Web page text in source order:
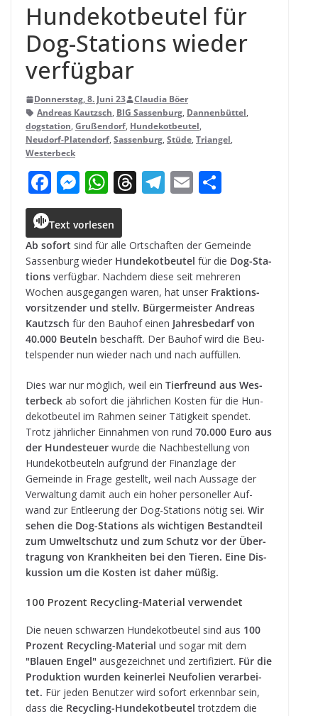
Hun­de­kot­beu­tel für
Dog-Sta­ti­ons wie­der
verfügbar
Donnerstag, 8. Juni 23
Claudia Böer
Andreas Kautzsch, BIG Sassenburg, Dannenbüttel,
dogstation, Grußendorf, Hundekotbeutel,
Neudorf-Platendorf, Sassenburg, Stüde, Triangel,
Westerbeck
F
a
c
e
b
o
o
k
M
e
ss
e
n
g
e
r
W
h
a
ts
A
p
p
T
e
a
d
s
T
g
r
a
m
E
l n
Text vorlesen
Ab sofort sind für alle Ort­schaf­ten der Gemeinde
Sas­sen­burg wie­der Hun­de­kot­beu­tel für die Dog-Sta­
ti­ons ver­füg­bar. Nach­dem diese seit meh­re­ren
Wochen aus­ge­gan­gen waren, hat unser Frak­ti­ons­
vor­sit­zen­der und stellv. Bür­ger­meis­ter Andreas
Kau­t­zsch für den Bau­hof einen Jah­res­be­darf von
40.000 Beu­teln beschafft. Der Bau­hof wird die Beu­
tel­spen­der nun wie­der nach und nach auffüllen.
Dies war nur mög­lich, weil ein Tier­freund aus Wes­
ter­beck ab sofort die jähr­li­chen Kos­ten für die Hun­
de­kot­beu­tel im Rah­men sei­ner Tätig­keit spen­det.
Trotz jähr­li­cher Ein­nah­men von rund 70.000 Euro aus
der Hun­de­steuer wurde die Nach­be­stel­lung von
Hun­de­kot­beu­teln auf­grund der Finanz­lage der
Gemeinde in Frage gestellt, weil nach Aus­sage der
Ver­wal­tung damit auch ein hoher per­so­nel­ler Auf­
wand zur Ent­lee­rung der Dog-Sta­ti­ons nötig sei. Wir
sehen die Dog-Sta­ti­ons als wich­ti­gen Bestand­teil
zum Umwelt­schutz und zum Schutz vor der Über­
tra­gung von Krank­hei­ten bei den Tie­ren. Eine Dis­
kus­sion um die Kos­ten ist daher müßig.
100 Pro­zent Recy­cling-Mate­rial verwendet
Die neuen schwar­zen Hun­de­kot­beu­tel sind aus 100
Pro­zent Recy­cling-Mate­rial und sogar mit dem
"Blauen Engel" aus­ge­zeich­net und zer­ti­fi­ziert. Für die
Pro­duk­tion wur­den kei­ner­lei Neu­fo­lien ver­ar­bei­
tet. Für jeden Benut­zer wird sofort erkenn­bar sein,
dass die Recy­cling-Hun­de­kot­beu­teltrotz­dem die